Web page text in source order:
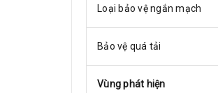
Loại bảo vệ ngắn mạch
Bảo vệ quá tải
Vùng phát hiện